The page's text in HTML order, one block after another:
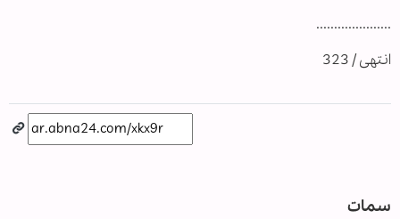
.....................
انتهى / 323
سمات